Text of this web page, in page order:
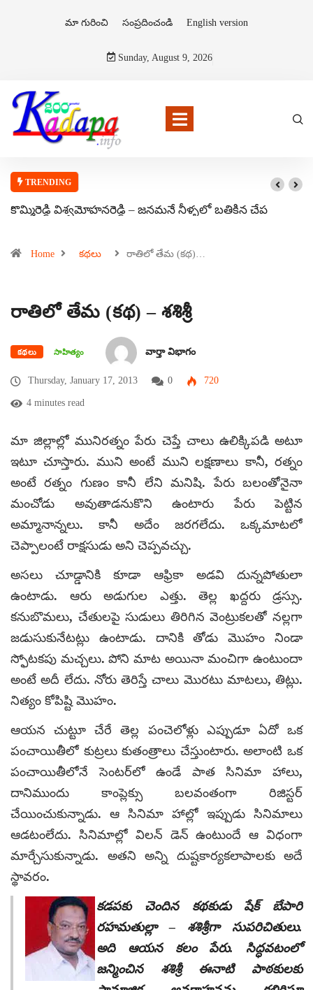
మా గురించి సంప్రదించండి English version
Sunday, August 9, 2026
TRENDING
కొమ్మిరెడ్డి విశ్వమోహనరెడ్డి – జనమనే నీళ్ళలో బతికిన చేప
Home కథలు రాతిలో తేమ (కథ)…
రాతిలో తేమ (కథ) – శశిశ్రీ
కథలు సాహిత్యం వార్తా విభాగం
Thursday, January 17, 2013 0 720
4 minutes read
మా జిల్లాల్లో మునిరత్నం పేరు చెప్తే చాలు ఉలిక్కిపడి అటూ
ఇటూ చూస్తారు. ముని అంటే ముని లక్షణాలు కానీ, రత్నం
అంటే రత్నం గుణం కానీ లేని మనిషి. పేరు బలంతోనైనా
మంచోడు అవుతాడనుకొని ఉంటారు పేరు పెట్టిన
అమ్మానాన్నలు. కానీ అదేం జరగలేదు. ఒక్కమాటలో
చెప్పాలంటే రాక్షసుడు అని చెప్పవచ్చు.
అసలు చూడ్డానికి కూడా ఆఫ్రికా అడవి దున్నపోతులా
ఉంటాడు. ఆరు అడుగుల ఎత్తు. తెల్ల ఖద్దరు డ్రస్సు.
కనుబొమలు, చేతులపై సుడులు తిరిగిన వెంట్రుకలతో నల్లగా
జడుసుకునేటట్లు ఉంటాడు. దానికి తోడు మొహం నిండా
స్ఫోటకపు మచ్చలు. పోని మాట అయినా మంచిగా ఉంటుందా
అంటే అదీ లేదు. నోరు తెరిస్తే చాలు మొరటు మాటలు, తిట్లు.
నిత్యం కోపిష్టి మొహం.
ఆయన చుట్టూ చేరే తెల్ల పంచెలోళ్లు ఎప్పుడూ ఏదో ఒక
పంచాయితీలో కుట్రలు కుతంత్రాలు చేస్తుంటారు. అలాంటి ఒక
పంచాయితీలోనే సెంటర్‌లో ఉండే పాత సినిమా హాలు,
దానిముందు కాంప్లెక్సు బలవంతంగా రిజిస్టర్
చేయించుకున్నాడు. ఆ సినిమా హాల్లో ఇప్పుడు సినిమాలు
ఆడటంలేదు. సినిమాల్లో విలన్ డెన్ ఉంటుందే ఆ విధంగా
మార్చేసుకున్నాడు. అతని అన్ని దుష్టకార్యకలాపాలకు అదే
స్థావరం.
కడపకు చెందిన కథకుడు షేక్‌ బేపారి
రహమతుల్లా – శశిశ్రీగా సుపరిచితులు.
అది ఆయన కలం పేరు. సిద్ధవటంలో
జన్మించిన శశిశ్రీ ఈనాటి పాఠకులకు